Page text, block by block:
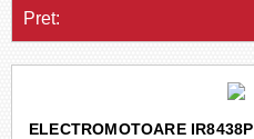
Pret:
ELECTROMOTOARE IR8438P